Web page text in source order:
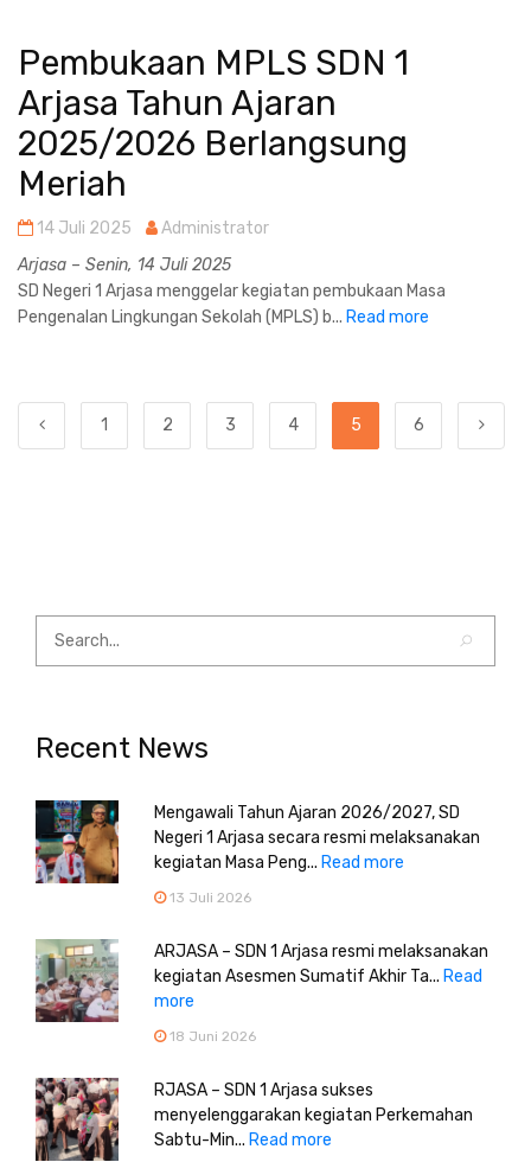
Pembukaan MPLS SDN 1
Arjasa Tahun Ajaran
2025/2026 Berlangsung
Meriah
14 Juli 2025
Administrator
Arjasa – Senin, 14 Juli 2025
SD Negeri 1 Arjasa menggelar kegiatan pembukaan Masa
Pengenalan Lingkungan Sekolah (MPLS) b... Read more
1 2 3 4 5 6
Recent News
Mengawali Tahun Ajaran 2026/2027, SD
Negeri 1 Arjasa secara resmi melaksanakan
kegiatan Masa Peng... Read more
13 Juli 2026
ARJASA – SDN 1 Arjasa resmi melaksanakan
kegiatan Asesmen Sumatif Akhir Ta... Read
more
18 Juni 2026
RJASA – SDN 1 Arjasa sukses
menyelenggarakan kegiatan Perkemahan
Sabtu-Min... Read more